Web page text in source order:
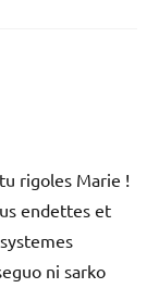
rigoles Marie !
endettes et
ni sarko